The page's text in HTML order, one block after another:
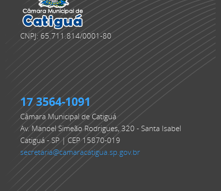
CNPJ: 65.711.814/0001-80
17 3564-1091
Câmara Municipal de Catiguá
Av. Manoel Simeão Rodrigues, 320 - Santa Isabel
Catiguá - SP | CEP 15870-019
secretaria@camaracatigua.sp.gov.br